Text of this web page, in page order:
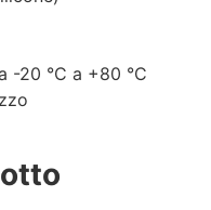
-20 °C a +80 °C